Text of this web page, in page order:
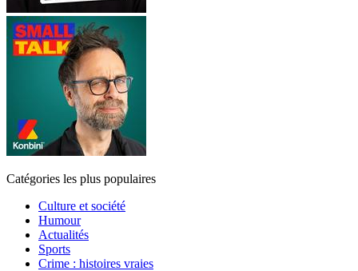
Catégories les plus populaires
Culture et société
Humour
Actualités
Sports
Crime : histoires vraies